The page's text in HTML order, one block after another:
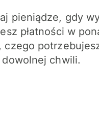
pieniądze, gdy
płatności w
czego
chwili.